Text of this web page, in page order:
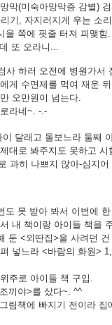
막(미숙아망막증 감별)
기, 자지러지게 우는 소
울 쪽에 핏줄 터져 피맺힘.
또 오라니...
사 하러 오전에 병원가서
게 수면제를 먹여 재운
오만원이 넘는다.
라네~. -.-
달래고 돌보느라 둘째
대로 봐주지도 못하고 시
과히 나쁘지 않아-심지
도 못 받아 봐서 이번에
내 책이랑 아이들 책을
둔 <외딴집>을 사려던
넣느라 <바람의 화원>
주로 아이들 책 구입.
끼야>를 샀다~. ^^
림책에 빠지기 전이라 집